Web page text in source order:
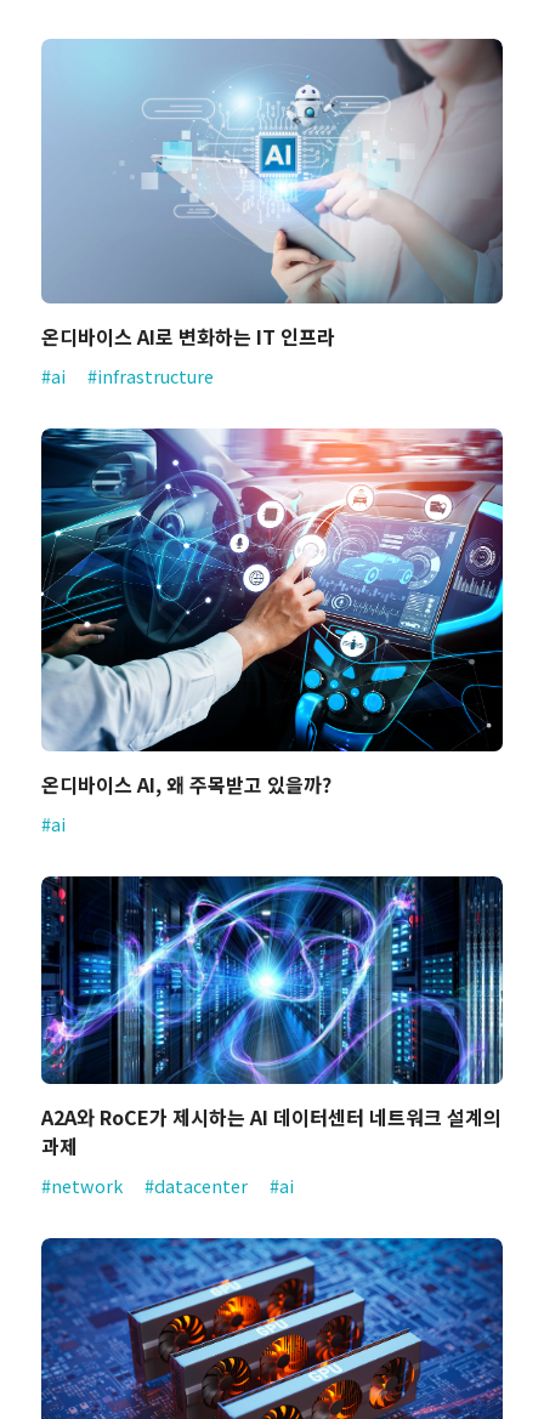
온디바이스 AI로 변화하는 IT 인프라
#ai #infrastructure
온디바이스 AI, 왜 주목받고 있을까?
#ai
A2A와 RoCE가 제시하는 AI 데이터센터 네트워크 설계의
과제
#network #datacenter #ai